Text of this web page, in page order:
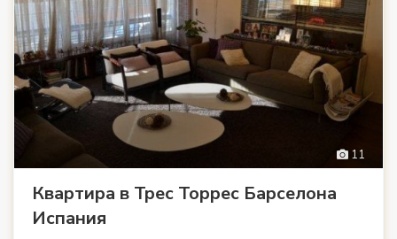
11
Квартира в Трес Торрес Барселона
Испания